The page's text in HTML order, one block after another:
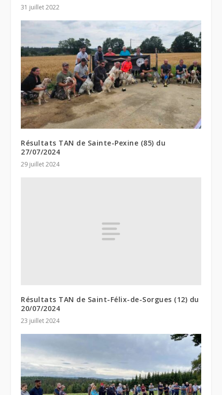
31 juillet 2022
Résultats TAN de Sainte-Pexine (85) du
27/07/2024
29 juillet 2024
Résultats TAN de Saint-Félix-de-Sorgues (12) du
20/07/2024
23 juillet 2024